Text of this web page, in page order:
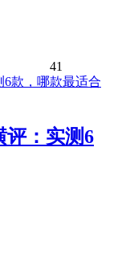
41
评：实测6